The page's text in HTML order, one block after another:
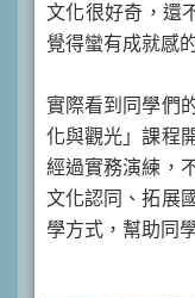
文化很好奇，還
覺得蠻有成就感的
實際看到同學們
化與觀光」課程
經過實務演練，
文化認同、拓展
學方式，幫助同